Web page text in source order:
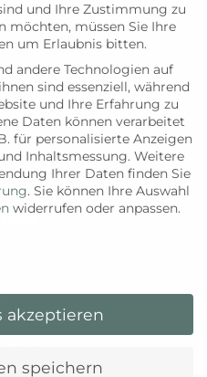
55574
/ 541536
zellerhoff.com
und Ihre Zustimmung zu
möchten, müssen Sie Ihre
um Erlaubnis bitten.
andere Technologien auf
sind essenziell, während
und Ihre Erfahrung zu
Daten können verarbeitet
für personalisierte Anzeigen
Inhaltsmessung. Weitere
Ihrer Daten finden Sie
. Sie können Ihre Auswahl
widerrufen oder anpassen.
akzeptieren
speichern